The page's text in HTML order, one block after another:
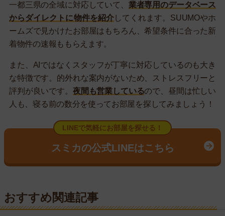
一都三県の全域に対応していて、 業者専用のデータベース
からダイレクトに物件を紹介してくれます。SUUMOやホ
ームズで見かけたお部屋はもちろん、希望条件に合った新
着物件の速報ももらえます。
また、AIではなくスタッフが丁寧に対応しているのも大き
な特徴です。的外れな案内がないため、ストレスフリーと
評判が良いです。 夜間も営業しているので、昼間は忙しい
人も、寝る前の数分を使ってお部屋を探してみましょう！
LINEで気軽にお部屋を探せる！
スミカの公式LINEはこちら
おすすめ関連記事